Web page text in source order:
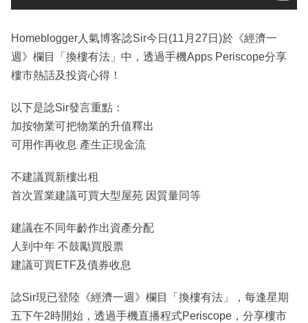
Homeblogger人氣博客諗Sir今日(11月27日)於《經濟一
週》欄目「換樓有法」中，透過手機Apps Periscope分享
樓市熱話及投資心得！
以下是諗Sir發言重點：
加按物業可把物業的升值釋出
可用作再收息 產生正現金流
不建議買新樓出租
首次置業建議可買大型屋苑 因質量同等
建議在不同年齡作出資產分配
人到中年 不鼓勵買股票
建議可買ETF及債券收息
諗Sir現已登陸《經濟一週》欄目「換樓有法」，每逢星期
五下午2時開始，透過手機直播程式Periscope，分享樓市